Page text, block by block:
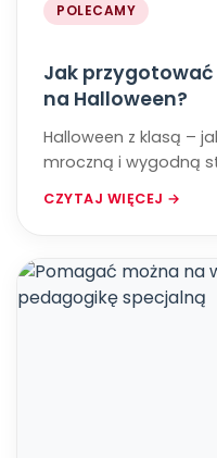
POLECAMY
Jak
na Halloween?
Halloween z klasą –
mroczną i wygodną
CZYTAJ WIĘCEJ →